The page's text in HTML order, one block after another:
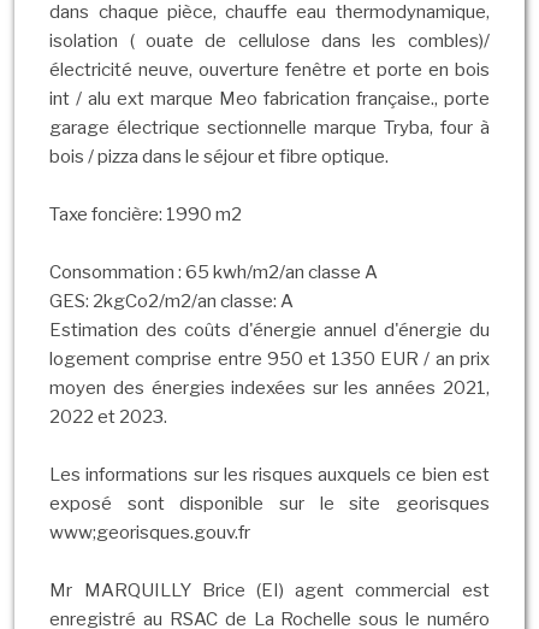
dans chaque pièce, chauffe eau thermodynamique,
isolation ( ouate de cellulose dans les combles)/
électricité neuve, ouverture fenêtre et porte en bois
int / alu ext marque Meo fabrication française., porte
garage électrique sectionnelle marque Tryba, four à
bois / pizza dans le séjour et fibre optique.
Taxe foncière: 1990 m2
Consommation : 65 kwh/m2/an classe A
GES: 2kgCo2/m2/an classe: A
Estimation des coûts d'énergie annuel d'énergie du
logement comprise entre 950 et 1350 EUR / an prix
moyen des énergies indexées sur les années 2021,
2022 et 2023.
Les informations sur les risques auxquels ce bien est
exposé sont disponible sur le site georisques
www;georisques.gouv.fr
Mr MARQUILLY Brice (EI) agent commercial est
enregistré au RSAC de La Rochelle sous le numéro